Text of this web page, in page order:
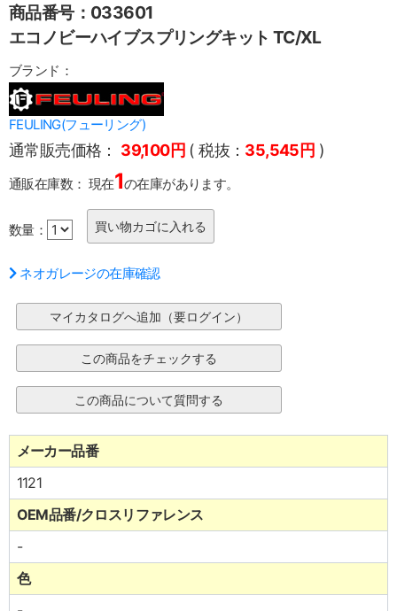
商品番号：033601
エコノビーハイブスプリングキット TC/XL
ブランド：
FEULING(フューリング)
通常販売価格： 39,100円 ( 税抜： 35,545円 )
通販在庫数： 現在1の在庫があります。
数量：
ネオガレージの在庫確認
メーカー品番
1121
OEM品番/クロスリファレンス
-
色